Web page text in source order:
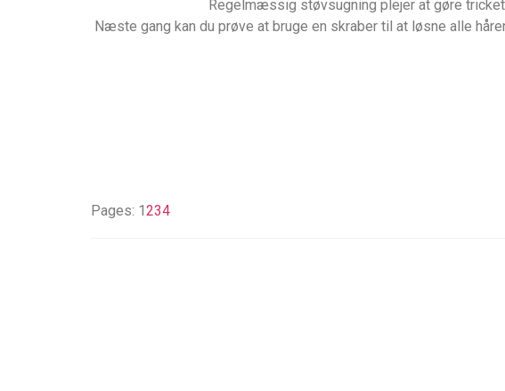
Regelmæssig støvsugning plejer at gøre
Næste gang kan du prøve at bruge en skraber til at løsne alle
Pages: 1 234